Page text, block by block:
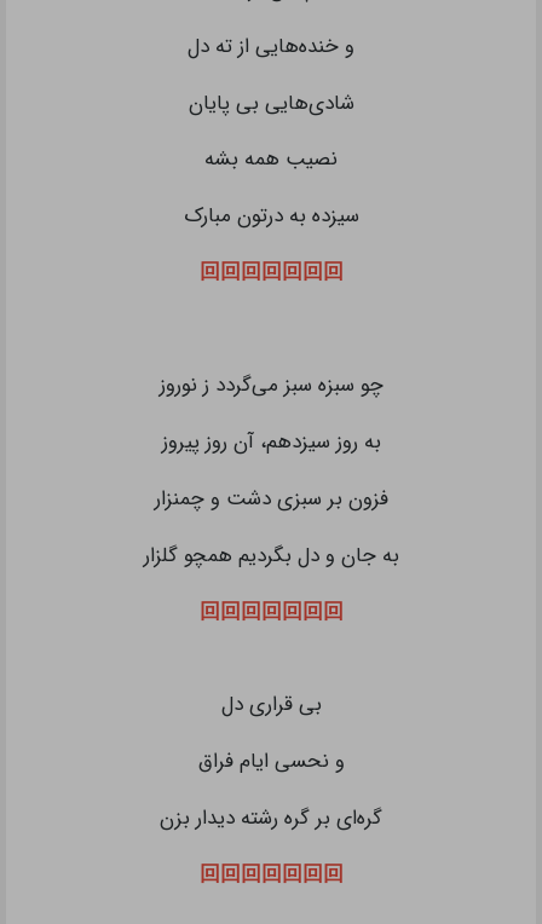
و خنده‌هایی از ته دل
شادی‌هایی بی پایان
نصیب همه بشه
سیزده به درتون مبارک
回回回回回回回
چو سبزه سبز می‌گردد ز نوروز
به روز سیزدهم، آن روز پیروز
فزون بر سبزی دشت و چمنزار
به جان و دل بگردیم همچو گلزار
回回回回回回回
بی قراری دل
و نحسی ایام فراق
گره‌ای بر گره رشته دیدار بزن
回回回回回回回